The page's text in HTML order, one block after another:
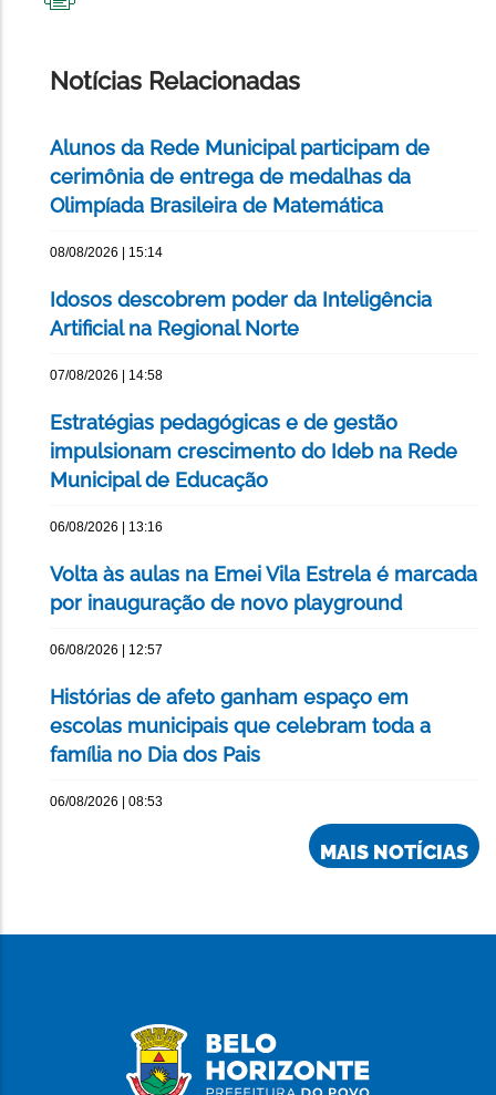
Notícias Relacionadas
Alunos da Rede Municipal participam de
cerimônia de entrega de medalhas da
Olimpíada Brasileira de Matemática
08/08/2026 | 15:14
Idosos descobrem poder da Inteligência
Artificial na Regional Norte
07/08/2026 | 14:58
Estratégias pedagógicas e de gestão
impulsionam crescimento do Ideb na Rede
Municipal de Educação
06/08/2026 | 13:16
Volta às aulas na Emei Vila Estrela é marcada
por inauguração de novo playground
06/08/2026 | 12:57
Histórias de afeto ganham espaço em
escolas municipais que celebram toda a
família no Dia dos Pais
06/08/2026 | 08:53
MAIS NOTÍCIAS